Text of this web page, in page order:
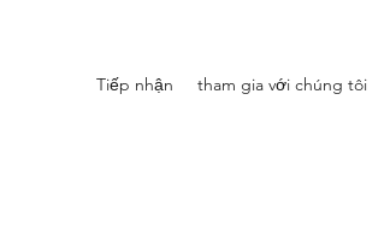
Tiếp nhận tham gia với chúng tôi